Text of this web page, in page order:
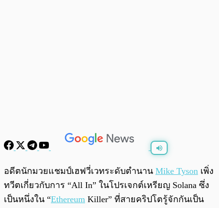
อดีตนักมวยแชมป์เฮฟวี่เวทระดับตำนาน Mike Tyson เพิ่ง
ทวีตเกี่ยวกับการ “All In” ในโปรเจกต์เหรียญ Solana ซึ่ง
เป็นหนึ่งใน “Ethereum Killer” ที่สายคริปโตรู้จักกันเป็น